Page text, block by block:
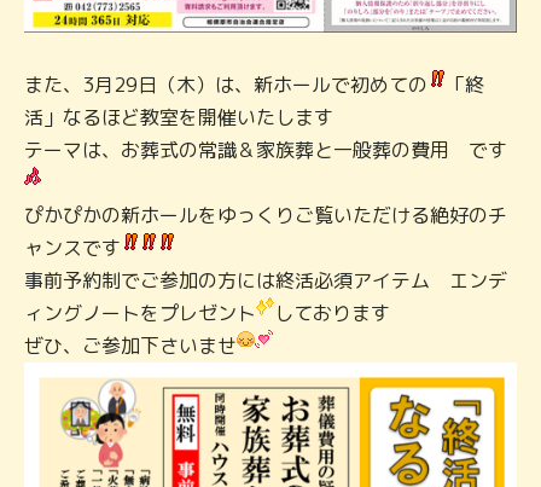
また、3月29日（木）は、新ホールで初めての
「終
活」なるほど教室を開催いたします
テーマは、お葬式の常識＆家族葬と一般葬の費用 です
ぴかぴかの新ホールをゆっくりご覧いただける絶好のチ
ャンスです
事前予約制でご参加の方には終活必須アイテム エンデ
ィングノートをプレゼント
しております
ぜひ、ご参加下さいませ